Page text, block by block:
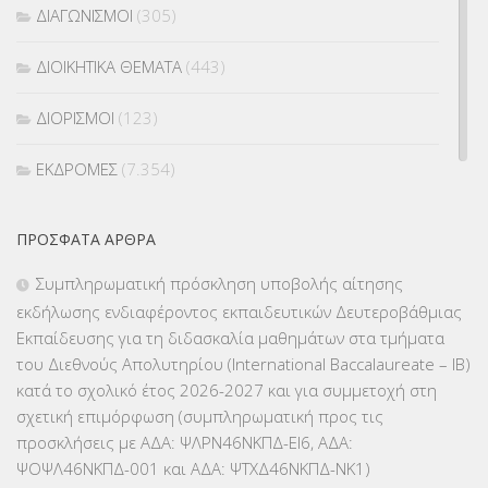
ΔΙΑΓΩΝΙΣΜΟΙ (305)
ΔΙΟΙΚΗΤΙΚΑ ΘΕΜΑΤΑ (443)
ΔΙΟΡΙΣΜΟΙ (123)
ΕΚΔΡΟΜΕΣ (7.354)
ΕΠΙΜΟΡΦΩΣΗ Τ.Π.Ε.(10)
ΕΥΡΩΠΑΪΚΑ ΠΡΟΓΡΑΜΜΑΤΑ(230)
ΚΕΣΥ (60)
ΚΕΣΥΠ(109)
ΠΡΌΣΦΑΤΑ ΆΡΘΡΑ
Συμπληρωματική πρόσκληση υποβολής αίτησης
εκδήλωσης ενδιαφέροντος εκπαιδευτικών Δευτεροβάθμιας
Εκπαίδευσης για τη διδασκαλία μαθημάτων στα τμήματα
του Διεθνούς Απολυτηρίου (International Baccalaureate – IB)
κατά το σχολικό έτος 2026-2027 και για συμμετοχή στη
σχετική επιμόρφωση (συμπληρωματική προς τις
προσκλήσεις με ΑΔΑ: ΨΛΡΝ46ΝΚΠΔ-ΕΙ6, ΑΔΑ:
ΨΟΨΛ46ΝΚΠΔ-001 και ΑΔΑ: ΨΤΧΔ46ΝΚΠΔ-ΝΚ1)